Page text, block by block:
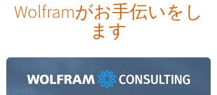
Wolframがお手伝いをし
ます